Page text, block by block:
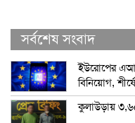
সর্বশেষ সংবাদ
ইউরোপের
বিনিয়োগ,
কুলাউড়ায়